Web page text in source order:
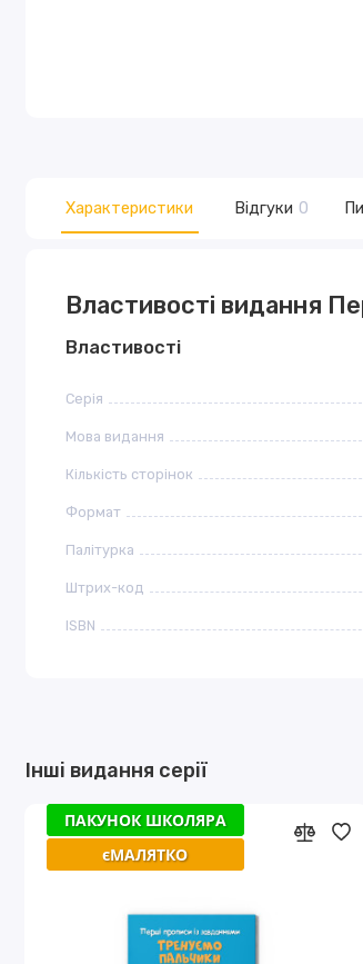
Характеристики Відгуки 0
Властивості видання
Властивості
Серія
Мова видання
Кількість сторінок
Формат
Палітурка
Штрих-код
ISBN
Інші видання серії
ПАКУНОК ШКОЛЯРА
єМАЛЯТКО
ПАКУНОК ШКОЛЯРА
єМАЛЯТКО